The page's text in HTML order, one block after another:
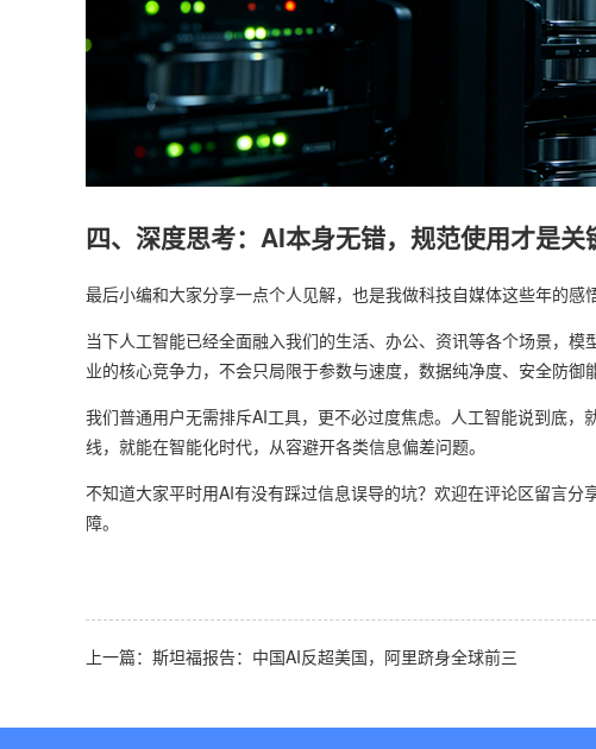
四、深度思考：AI本身无错，规范使用才是关
最后小编和大家分享一点个人见解，也是我做科技自媒体这些年的
当下人工智能已经全面融入我们的生活、办公、资讯等各个场景，
业的核心竞争力，不会只局限于参数与速度，数据纯净度、安全防御
我们普通用户无需排斥AI工具，更不必过度焦虑。人工智能说到底
线，就能在智能化时代，从容避开各类信息偏差问题。
不知道大家平时用AI有没有踩过信息误导的坑？欢迎在评论区留言
障。
上一篇：斯坦福报告：中国AI反超美国，阿里跻身全球前三